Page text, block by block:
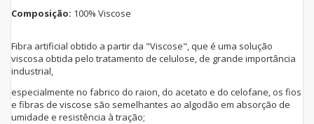
Composição: 100% Viscose
Fibra artificial obtido a partir da "Viscose", que é uma solução
viscosa obtida pelo tratamento de celulose, de grande importância
industrial,
especialmente no fabrico do raion, do acetato e do celofane, os fios
e fibras de viscose são semelhantes ao algodão em absorção de
umidade e resistência à tração;